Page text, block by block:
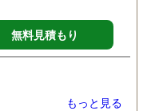
無料見積もり
もっと見る